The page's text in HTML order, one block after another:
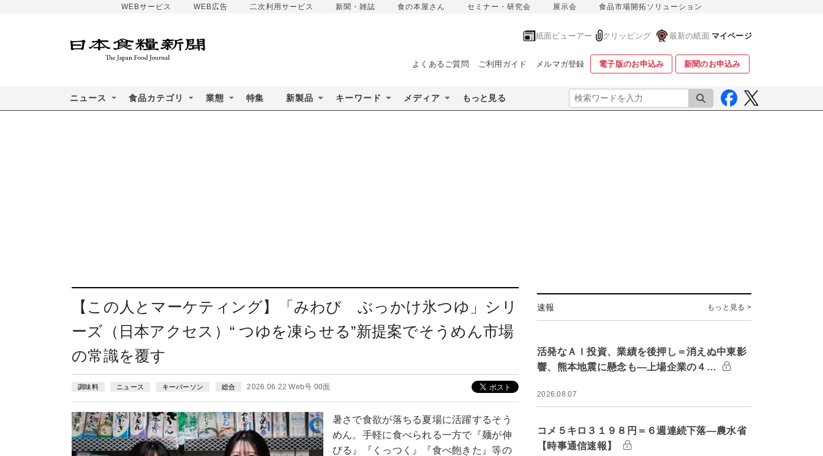
WEBサービス WEB広告 二次利用サービス 新聞・雑誌 食の本屋さん セミナー・研究会 展示会 食品市場開拓ソリューション
紙面ビューアー クリッピング 最新の紙面 マイページ
よくあるご質問 ご利用ガイド メルマガ登録 電子版のお申込み 新聞のお申込み
ニュース 食品カテゴリ 業態 特集 新製品 キーワード メディア もっと見る 検索
【この人とマーケティング】「みわび ぶっかけ氷つゆ」シリ
ーズ（日本アクセス）“ つゆを凍らせる”新提案でそうめん市場
の常識を覆す
調味料 ニュース キーパーソン 総合 2026.06.22 Web号 00面
暑さで食欲が落ちる夏場に活躍するそう
めん。手軽に食べられる一方で『麺が伸
びる』『くっつく』『食べ飽きた』等の
速報 もっと見る >
活発なＡＩ投資、業績を後押し＝消えぬ中東影
響、熊本地震に懸念も―上場企業の４…
2026.08.07
コメ５キロ３１９８円＝６週連続下落―農水省
【時事通信速報】